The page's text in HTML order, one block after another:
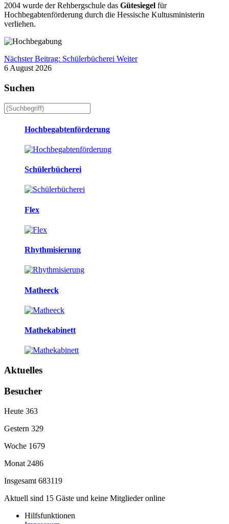
2004 wurde der Rehbergschule das Gütesiegel für
Hochbegabtenförderung durch die Hessische Kultusministerin
verliehen.
Nächster Beitrag: Schülerbücherei Weiter
6 August 2026
Suchen
Hochbegabtenförderung
Schülerbücherei
Flex
Rhythmisierung
Matheeck
Mathekabinett
Aktuelles
Besucher
Heute 363
Gestern 329
Woche 1679
Monat 2486
Insgesamt 683119
Aktuell sind 15 Gäste und keine Mitglieder online
Hilfsfunktionen